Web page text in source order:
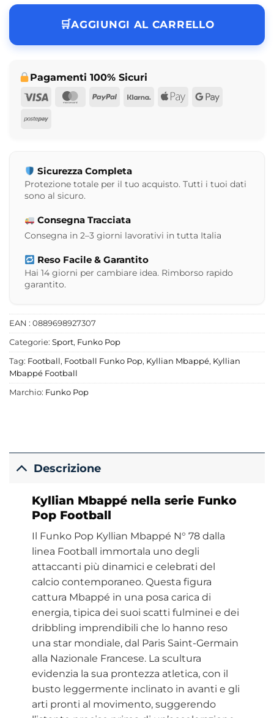
AGGIUNGI AL CARRELLO
Pagamenti 100% Sicuri
Visa
MasterCard
PayPalKlarna Apple Google
Postepay
Sicurezza Completa
Protezione totale per il tuo acquisto. Tutti i tuoi dati
sono al sicuro.
Consegna Tracciata
Consegna in 2–3 giorni lavorativi in tutta Italia
Reso Facile & Garantito
Hai 14 giorni per cambiare idea. Rimborso rapido
garantito.
EAN : 0889698927307
Categorie: Sport, Funko Pop
Tag: Football, Football Funko Pop, Kyllian Mbappé, Kyllian
Mbappé Football
Marchio: Funko Pop
Descrizione
Kyllian Mbappé nella serie Funko
Pop Football
Il Funko Pop Kyllian Mbappé N° 78 dalla
linea Football immortala uno degli
attaccanti più dinamici e celebrati del
calcio contemporaneo. Questa figura
cattura Mbappé in una posa carica di
energia, tipica dei suoi scatti fulminei e dei
dribbling imprendibili che lo hanno reso
una star mondiale, dal Paris Saint-Germain
alla Nazionale Francese. La scultura
evidenzia la sua prontezza atletica, con il
busto leggermente inclinato in avanti e gli
arti pronti al movimento, suggerendo